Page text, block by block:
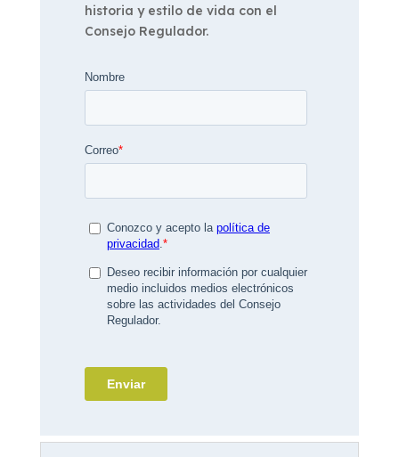
historia y estilo de vida con el
Consejo Regulador.